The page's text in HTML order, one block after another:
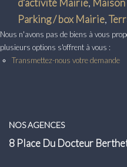
Nos
Parking / box Mairie,
Nous n'avons pas de biens à vous
plusieurs options s'offrent à vous :
Transmettez-nous votre demande
NOS AGENCES
8 Place Du Docteur